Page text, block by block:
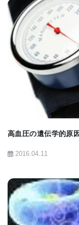
化されるかもし
「精神病が未治
後の治療が困難
「もし、早期に
は生涯にわたっ
だろう。」
多くの子どもた
は子どもにとっ
いものだと、グ
ッチ博士は言う。
高血圧の遺伝学的原
2016.04.11